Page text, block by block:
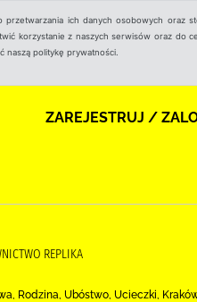
ich danych osobowych oraz
korzystanie z naszych serwisów oraz do
naszą politykę prywatności.
ZAREJESTRUJ /
REPLIKA
Rodzina, Ubóstwo, Ucieczki,